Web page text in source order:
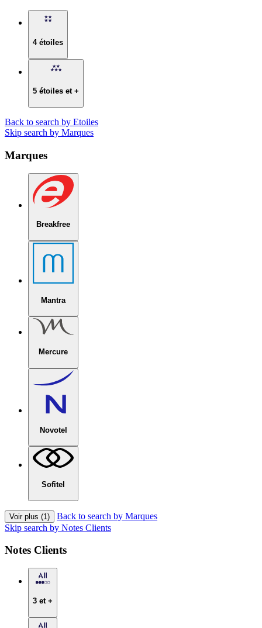
4 étoiles
5 étoiles et +
Back to search by Etoiles
Skip search by Marques
Marques
Breakfree
Mantra
Mercure
Novotel
Sofitel
Voir plus (1)
Back to search by Marques
Skip search by Notes Clients
Notes Clients
3 et +